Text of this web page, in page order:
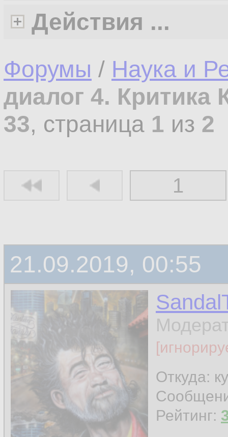
Действия ...
Форумы / Наука и
диалог 4. Критика
33, страница 1 из 2
1
21.09.2019, 00:55
Откуда:
Рейтинг: